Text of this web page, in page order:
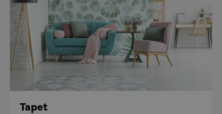
Tapet